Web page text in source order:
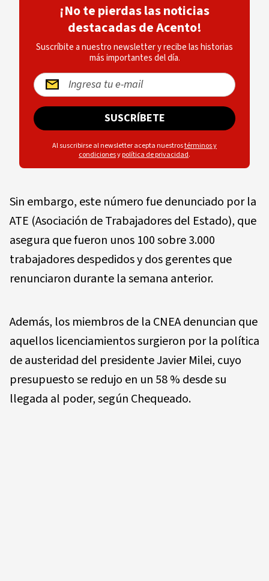
¡No te pierdas las noticias
destacadas de Acento!
Suscríbite a nuestro newsletter y recibe las historias
más importantes del día.
SUSCRÍBETE
Al suscribirse al newsletter acepta nuestrostérminos y
condicionesypolítica de privacidad.
Sin embargo, este número fue denunciado por la
ATE (Asociación de Trabajadores del Estado), que
asegura que fueron unos 100 sobre 3.000
trabajadores despedidos y dos gerentes que
renunciaron durante la semana anterior.
Además, los miembros de la CNEA denuncian que
aquellos licenciamientos surgieron por la política
de austeridad del presidente Javier Milei, cuyo
presupuesto se redujo en un 58 % desde su
llegada al poder, según Chequeado.